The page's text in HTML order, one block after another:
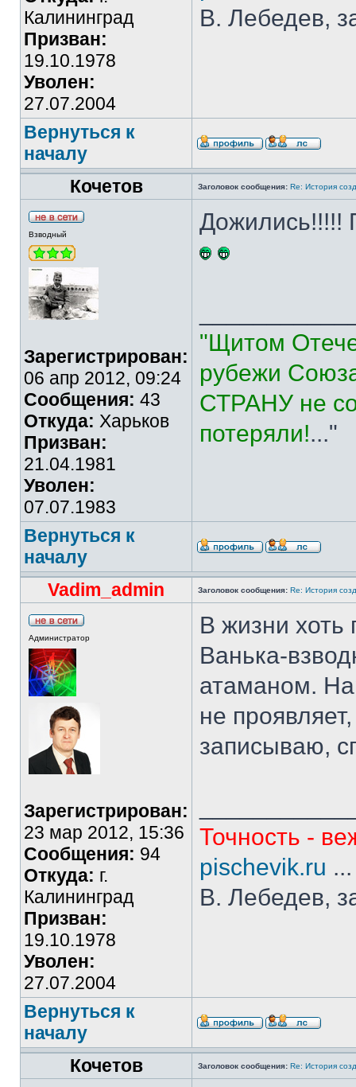
Калининград
Призван:
19.10.1978
Уволен:
27.07.2004
В. Лебедев,
Вернуться к
началу
Кочетов
Заголовок сообщения: Re: История
Взводный
Зарегистрирован:
06 апр 2012, 09:24
Сообщения: 43
Откуда: Харьков
Призван:
21.04.1981
Уволен:
07.07.1983
Дожились!!!!!
"Щитом
рубежи
СТРАНУ не
потеряли!..."
Вернуться к
началу
Vadim_admin
Заголовок сообщения: Re: История
Администратор
Зарегистрирован:
23 мар 2012, 15:36
Сообщения: 94
Откуда: г.
Калининград
Призван:
19.10.1978
Уволен:
27.07.2004
В жизни хоть
Ванька-
атаманом.
не
записываю,
Точность -
pischevik.ru
В. Лебедев,
Вернуться к
началу
Кочетов
Заголовок сообщения: Re: История